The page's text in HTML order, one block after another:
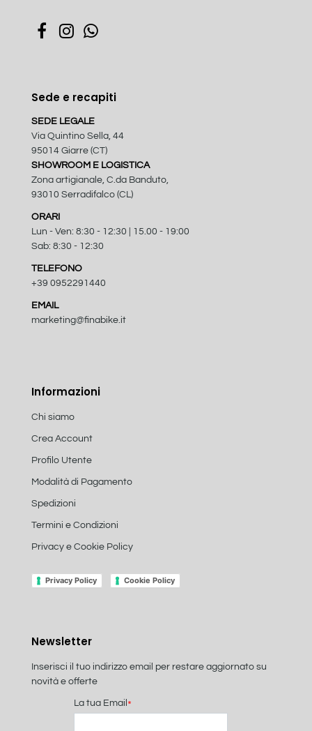
Sede e recapiti
SEDE LEGALE
Via Quintino Sella, 44
95014 Giarre (CT)
SHOWROOM E LOGISTICA
Zona artigianale, C.da Banduto,
93010 Serradifalco (CL)
ORARI
Lun - Ven: 8:30 - 12:30 | 15.00 - 19:00
Sab: 8:30 - 12:30
TELEFONO
+39 0952291440
EMAIL
marketing@finabike.it
Informazioni
Chi siamo
Crea Account
Profilo Utente
Modalità di Pagamento
Spedizioni
Termini e Condizioni
Privacy e Cookie Policy
Privacy Policy Cookie Policy
Newsletter
Inserisci il tuo indirizzo email per restare aggiornato su
novità e offerte
La tua Email *